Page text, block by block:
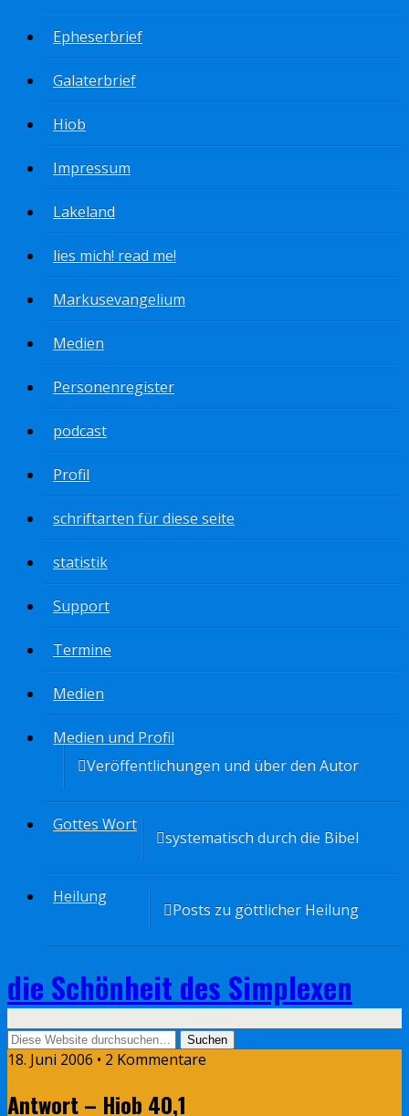
Epheserbrief
Galaterbrief
Hiob
Impressum
Lakeland
lies mich! read me!
Markusevangelium
Medien
Personenregister
podcast
Profil
schriftarten für diese seite
statistik
Support
Termine
Medien
Medien und Profil
Veröffentlichungen und über den Autor
Gottes Wort
systematisch durch die Bibel
Heilung
Posts zu göttlicher Heilung
die Schönheit des Simplexen
18. Juni 2006 • 2 Kommentare
Antwort – Hiob 40,1